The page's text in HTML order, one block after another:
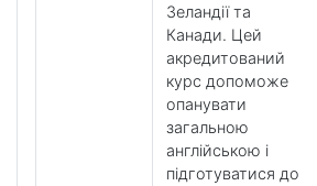
Зеландії та
Канади. Цей
акредитований
курс допоможе
опанувати
загальною
англійською і
підготуватися до